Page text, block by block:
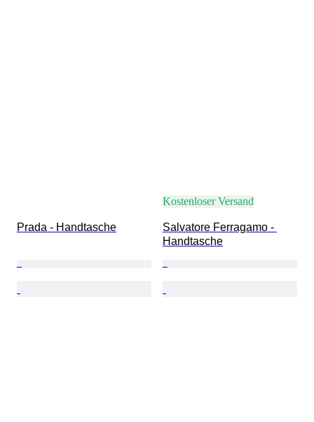
Prada - Handtasche
Kostenloser Versand
Salvatore Ferragamo -
Handtasche